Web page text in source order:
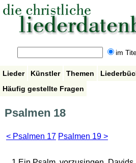
im
Lieder Künstler Themen
Häufig gestellte Fragen
Psalmen 18
< Psalmen 17 Psalmen 19 >